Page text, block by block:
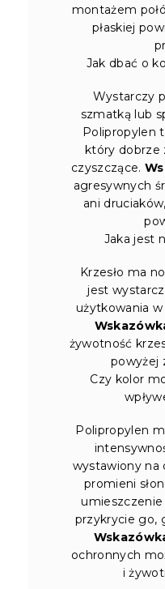
montażem
płaskiej
Jak dbać o
Wystarczy
szmatką lub
Polipropylen
który dobrze
czyszczące.
agresywnych
ani
Jaka jest
Krzesło ma
jest
użytkowania
żywotność
powyżej
Czy kolor
Polipropylen
wystawiony na
promieni
umieszczenie
przykrycie go,
ochronnych
i